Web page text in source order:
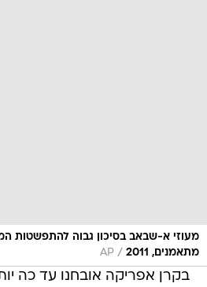
מעוזי א-שבאב בסיכון גבוה להתפשטות
מתאמנים, 2011
/
AP